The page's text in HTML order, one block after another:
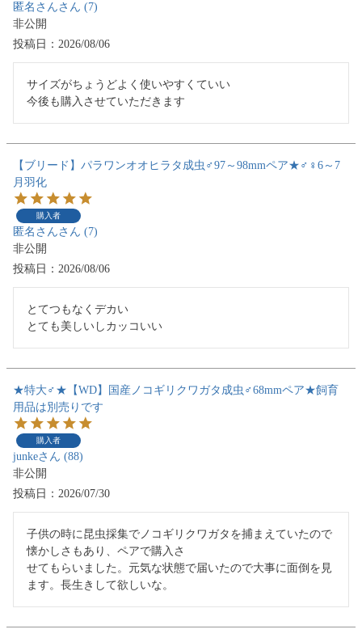
匿名さん
7
非公開
投稿日
2026/08/06
サイズがちょうどよく使いやすくていい
今後も購入させていただきます
【ブリード】パラワンオオヒラタ成虫♂97～98mmペア★♂♀6～7
月羽化
購入者
匿名さん
7
非公開
投稿日
2026/08/06
とてつもなくデカい
とても美しいしカッコいい
★特大♂★【WD】国産ノコギリクワガタ成虫♂68mmペア★飼育
用品は別売りです
購入者
junke
88
非公開
投稿日
2026/07/30
子供の時に昆虫採集でノコギリクワガタを捕まえていたので
懐かしさもあり、ペアで購入さ
せてもらいました。元気な状態で届いたので大事に面倒を見
ます。長生きして欲しいな。